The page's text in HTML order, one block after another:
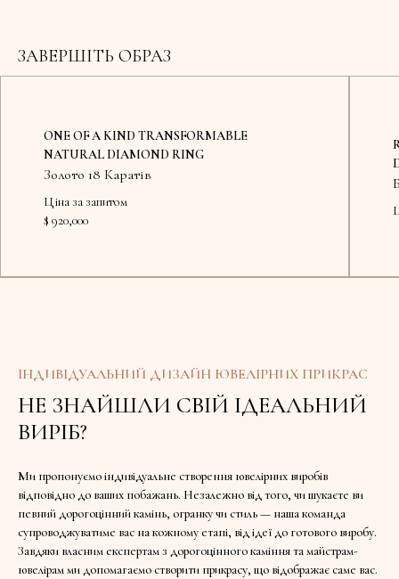
ЗАВЕРШІТЬ ОБРАЗ
ONE OF A KIND TRANSFORMABLE
NATURAL DIAMOND RING
Золото 18 Каратів
Ціна за запитом
$ 920,000
ІНДИВІДУАЛЬНИЙ ДИЗАЙН ЮВЕЛІРНИХ ПРИКРАС
НЕ ЗНАЙШЛИ СВІЙ ІДЕАЛЬНИЙ
ВИРІБ?
Ми пропонуємо індивідуальне створення ювелірних виробів
відповідно до ваших побажань. Незалежно від того, чи шукаєте ви
певний дорогоцінний камінь, огранку чи стиль — наша команда
супроводжуватиме вас на кожному етапі, від ідеї до готового виробу.
Завдяки власним експертам з дорогоцінного каміння та майстрам-
ювелірам ми допомагаємо створити прикрасу, що відображає саме вас.